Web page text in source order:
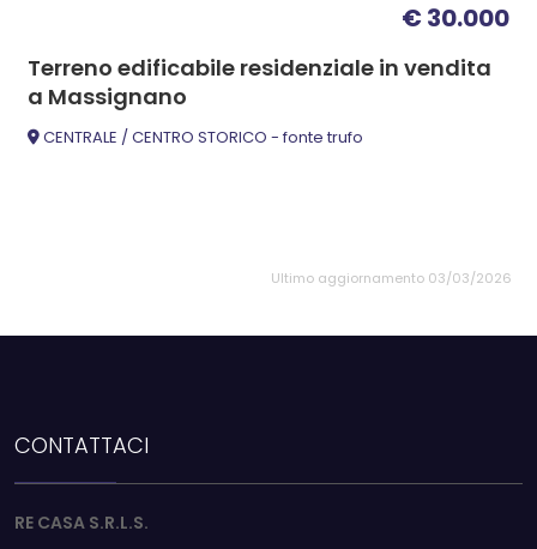
€ 30.000
Terreno edificabile residenziale in vendita
a Massignano
CENTRALE / CENTRO STORICO - fonte trufo
Ultimo aggiornamento 03/03/2026
CONTATTACI
RE CASA S.R.L.S.